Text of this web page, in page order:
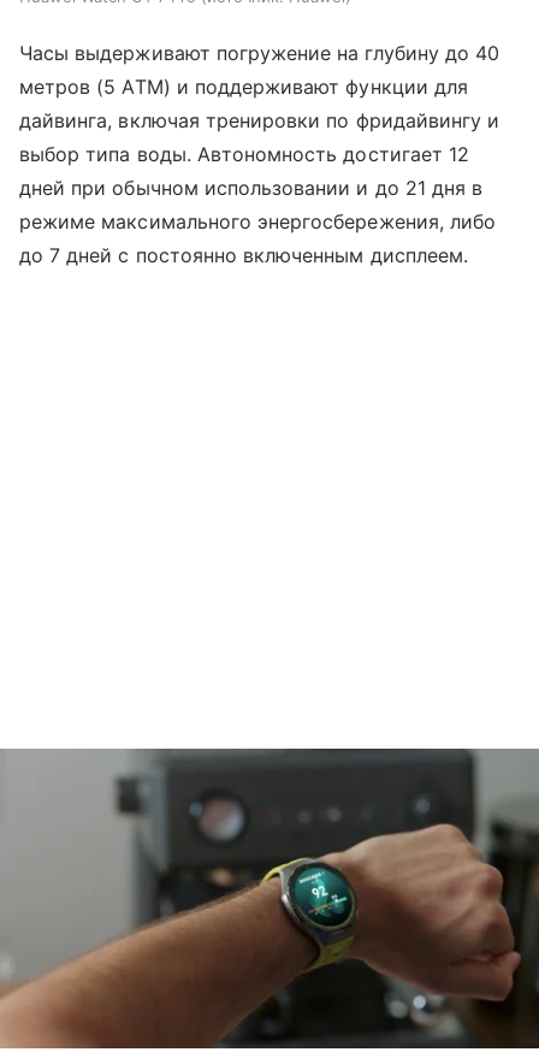
Часы выдерживают погружение на глубину до 40
метров (5 ATM) и поддерживают функции для
дайвинга, включая тренировки по фридайвингу и
выбор типа воды. Автономность достигает 12
дней при обычном использовании и до 21 дня в
режиме максимального энергосбережения, либо
до 7 дней с постоянно включенным дисплеем.